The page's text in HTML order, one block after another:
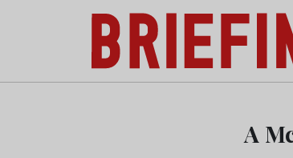
Briefing: Todas as notícias
A